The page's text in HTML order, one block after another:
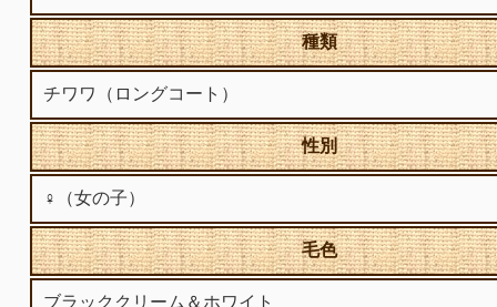
種類
チワワ（ロングコート）
性別
♀（女の子）
毛色
ブラッククリーム＆ホワイト